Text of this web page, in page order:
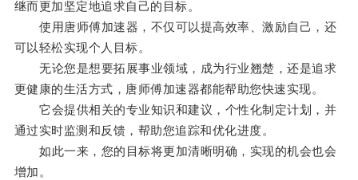
继而更加坚定地追求自己的目标。
使用唐师傅加速器，不仅可以提高效率、激励自己，还
可以轻松实现个人目标。
无论您是想要拓展事业领域，成为行业翘楚，还是追求
更健康的生活方式，唐师傅加速器都能帮助您快速实现。
它会提供相关的专业知识和建议，个性化制定计划，并
通过实时监测和反馈，帮助您追踪和优化进度。
如此一来，您的目标将更加清晰明确，实现的机会也会
增加。